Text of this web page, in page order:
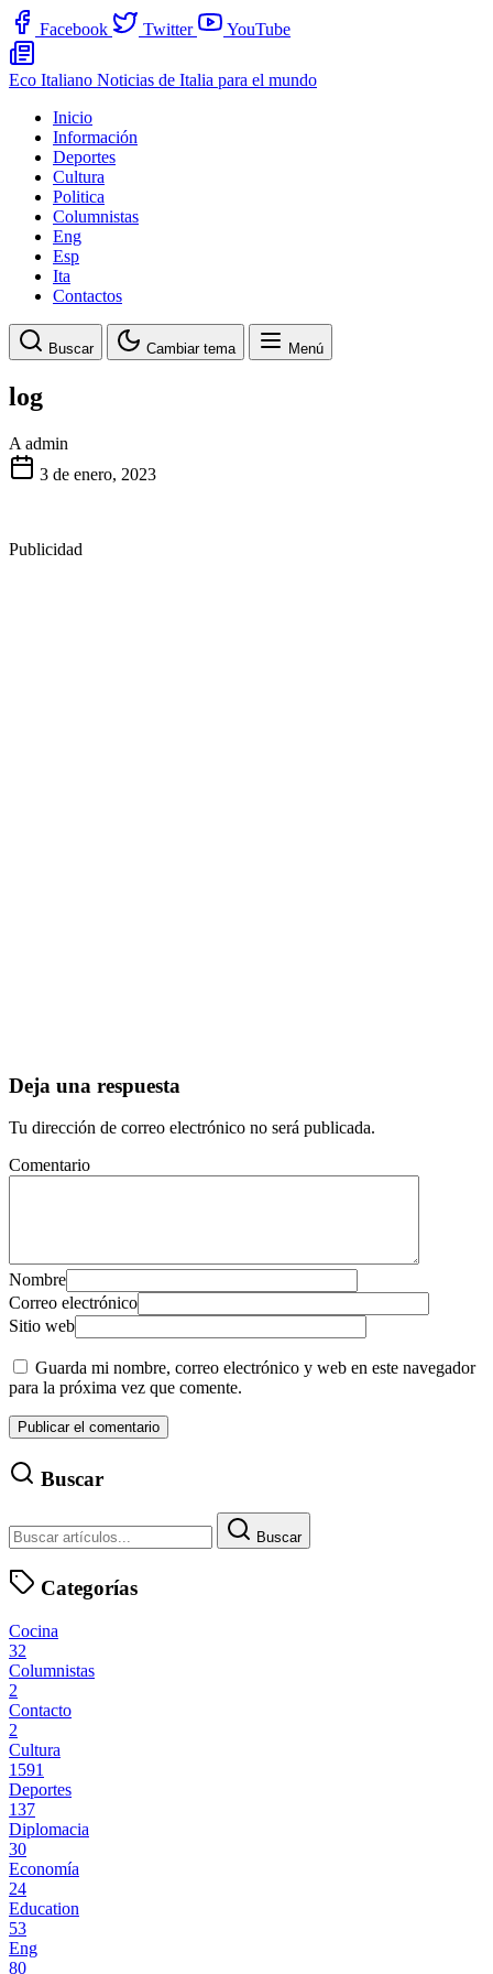
Facebook Twitter YouTube
Eco Italiano Noticias de Italia para el mundo
Inicio
Información
Deportes
Cultura
Politica
Columnistas
Eng
Esp
Ita
Contactos
Buscar Cambiar tema Menú
log
A admin
3 de enero, 2023
Publicidad
Deja una respuesta
Tu dirección de correo electrónico no será publicada.
Comentario
Nombre
Correo electrónico
Sitio web
Guarda mi nombre, correo electrónico y web en este navegador
para la próxima vez que comente.
Buscar
Buscar
Categorías
Cocina
32
Columnistas
2
Contacto
2
Cultura
1591
Deportes
137
Diplomacia
30
Economía
24
Education
53
Eng
80